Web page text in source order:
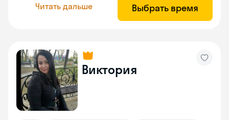
Читать дальше Выбрать время
Виктория